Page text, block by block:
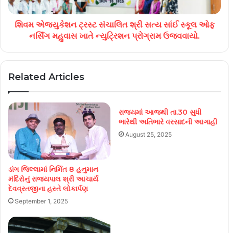
શિવમ એજ્યુકેશન ટ્રસ્ટ સંચાલિત શ્રી સત્ય સાંઈ સ્કૂલ ઓફ
નર્સિંગ મહુવાસ ખાતે ન્યુટ્રિશન પ્રોગ્રામ ઉજવવાયો.
Related Articles
ડાંગ જિલ્લામાં નિર્મિત 8 હનુમાન
મંદિરોનું રાજ્યપાલ શ્રી આચાર્ય
દેવવ્રતજીના હસ્તે લોકાર્પણ
September 1, 2025
રાજ્યમાં આજથી તા.30 સુધી
ભારેથી અતિભારે વરસાદની આગાહી
August 25, 2025